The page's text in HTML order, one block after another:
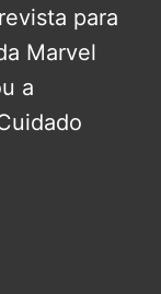
para
Marvel
a